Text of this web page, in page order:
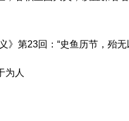
》第23回：“史鱼历节，殆无
为人